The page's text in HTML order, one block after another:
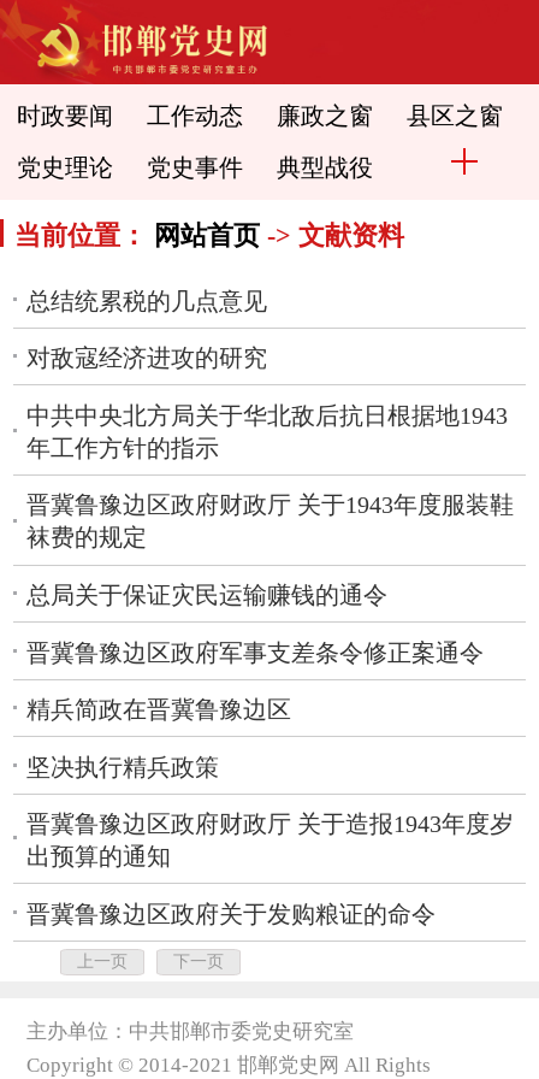
时政要闻 工作动态 廉政之窗 县区之窗
党史理论 党史事件 典型战役
当前位置： 网站首页 -> 文献资料
总结统累税的几点意见
对敌寇经济进攻的研究
中共中央北方局关于华北敌后抗日根据地1943
年工作方针的指示
晋冀鲁豫边区政府财政厅 关于1943年度服装鞋
袜费的规定
总局关于保证灾民运输赚钱的通令
晋冀鲁豫边区政府军事支差条令修正案通令
精兵简政在晋冀鲁豫边区
坚决执行精兵政策
晋冀鲁豫边区政府财政厅 关于造报1943年度岁
出预算的通知
晋冀鲁豫边区政府关于发购粮证的命令
上一页 下一页
主办单位：中共邯郸市委党史研究室
Copyright © 2014-2021 邯郸党史网 All Rights